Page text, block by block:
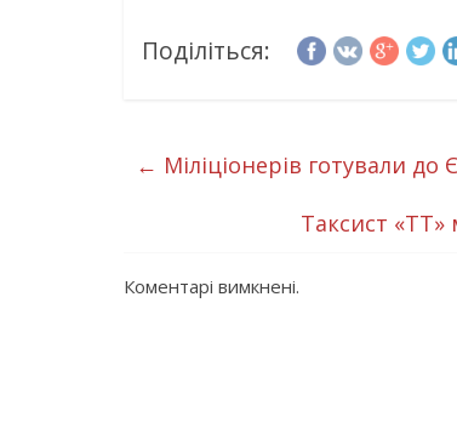
Поділіться:
← Міліціонерів готували до
Таксист «ТТ»
Коментарі вимкнені.